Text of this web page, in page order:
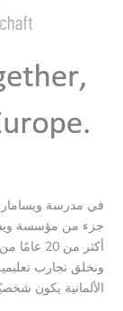
في مدرسة
جزء من مؤسسة
أكثر من
ونخلق تجارب
الألمانية يكون